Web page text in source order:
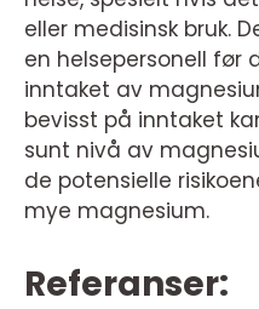
eller medisinsk bruk.
en helsepersonell før
inntaket av
bevisst på inntaket
sunt nivå av
de potensielle
mye magnesium.
Referanser: